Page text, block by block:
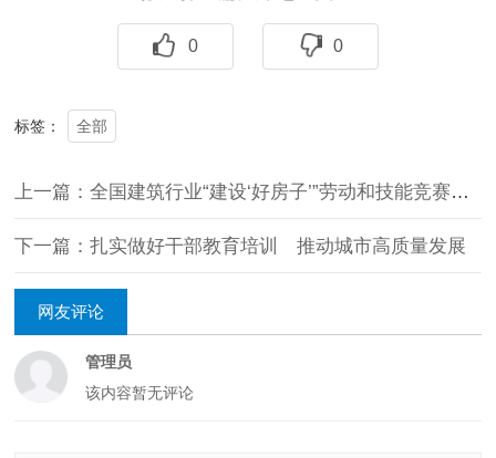
0 0
标签： 全部
上一篇：全国建筑行业“建设‘好房子’”劳动和技能竞赛启动
下一篇：扎实做好干部教育培训 推动城市高质量发展
网友评论
管理员
该内容暂无评论